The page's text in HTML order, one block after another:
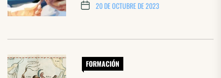
20 DE OCTUBRE DE 2023
FORMACIÓN